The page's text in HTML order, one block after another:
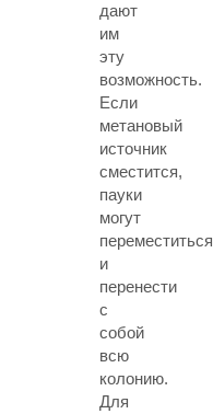
дают
им
эту
возможность.
Если
метановый
источник
сместится,
пауки
могут
переместиться
и
перенести
с
собой
всю
колонию.
Для